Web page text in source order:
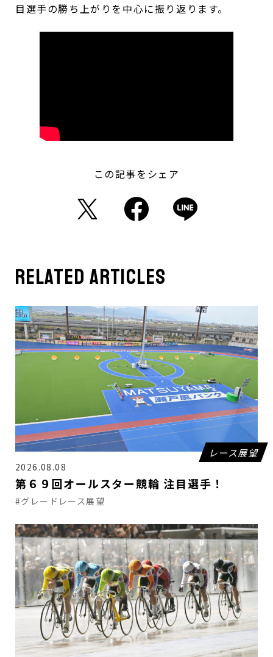
目選手の勝ち上がりを中心に振り返ります。
この記事をシェア
related articles
レース展望
2026.08.08
第６９回オールスター競輪 注目選手！
#グレードレース展望